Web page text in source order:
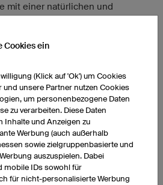
mit einer natürlichen und
Elementewie
Figuren, Kerzen oder
aus Naturmaterialwie
Wandbehänge ein.
Lautsprecher, wenn Sie beim
ein gutes Raumklima und
Cookies ein
(Klick auf 'Ok') um Cookies
und unsere Partner nutzen Cookies
um personenbezogene Daten
zu verarbeiten. Diese Daten
Inhalte und Anzeigen zu
Werbung (auch außerhalb
sowie zielgruppenbasierte und
auszuspielen. Dabei
mobile IDs sowohl für
für nicht-personalisierte Werbung